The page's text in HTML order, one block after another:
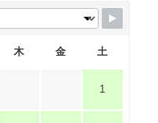
木 金 土
1